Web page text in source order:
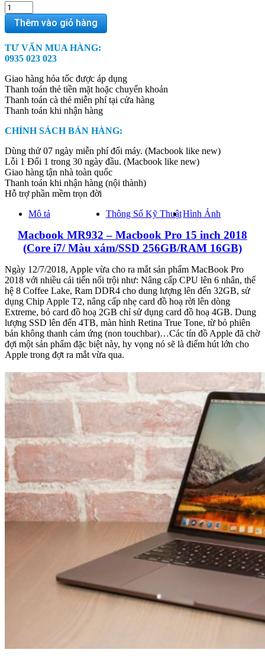
MacBook
Pro
2018
256Gb
-
98%
quantity
Thêm vào giỏ hàng
TƯ VẤN MUA HÀNG:
0935 023 023
Giao hàng hỏa tốc được áp dụng
Thanh toán thẻ tiền mặt hoặc chuyển khoản
Thanh toán cà thẻ miễn phí tại cửa hàng
Thanh toán khi nhận hàng
CHÍNH SÁCH BÁN HÀNG:
Dùng thử 07 ngày miễn phí đổi máy. (Macbook like new)
Lỗi 1 Đổi 1 trong 30 ngày đầu. (Macbook like new)
Giao hàng tận nhà toàn quốc
Thanh toán khi nhận hàng (nội thành)
Hỗ trợ phần mềm trọn đời
Mô tả
Thông Số Kỹ ThuậtHình Ảnh
Macbook MR932 – Macbook Pro 15 inch 2018
(Core i7/ Màu xám/SSD 256GB/RAM 16GB)
Ngày 12/7/2018, Apple vừa cho ra mắt sản phẩm MacBook Pro
2018 với nhiều cải tiến nổi trội như: Nâng cấp CPU lên 6 nhân, thế
hệ 8 Coffee Lake, Ram DDR4 cho dung lượng lên đến 32GB, sử
dụng Chip Apple T2, nâng cấp nhẹ card đồ hoạ rời lên dòng
Extreme, bỏ card đồ hoạ 2GB chỉ sử dụng card đồ hoạ 4GB. Dung
lượng SSD lên đến 4TB, màn hình Retina True Tone, từ bỏ phiên
bản không thanh cảm ứng (non touchbar)…Các tín đồ Apple đã chờ
đợi một sản phẩm đặc biệt này, hy vọng nó sẽ là điểm hút lớn cho
Apple trong đợt ra mắt vừa qua.